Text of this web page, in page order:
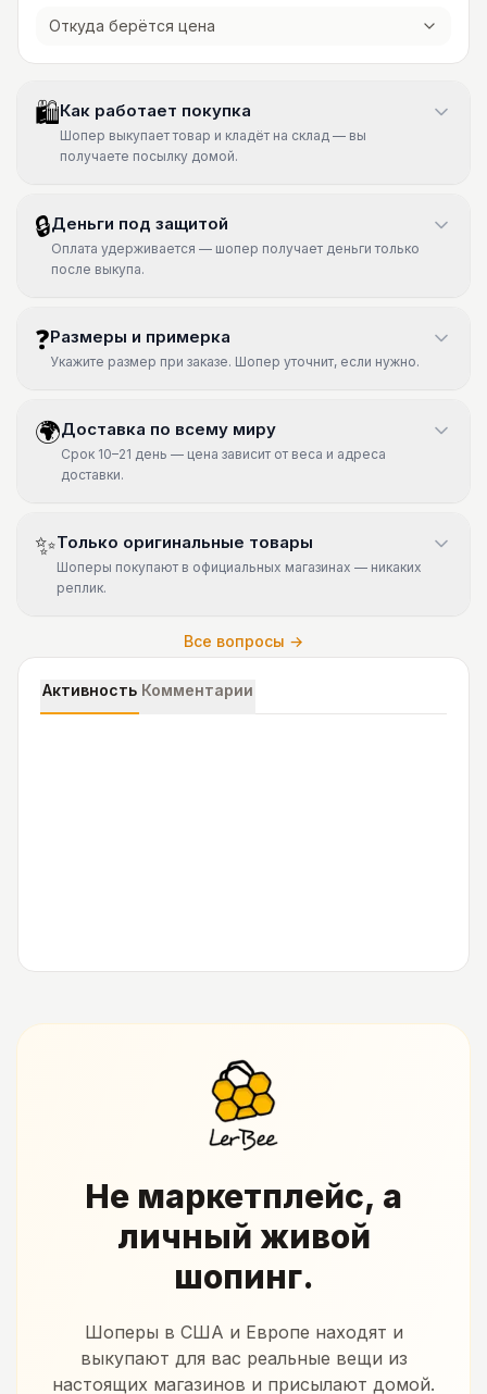
Откуда берётся цена
🛍Как работает покупка
Шопер выкупает товар и кладёт на склад — вы
получаете посылку домой.
🔒Деньги под защитой
Оплата удерживается — шопер получает деньги только
после выкупа.
❓Размеры и примерка
Укажите размер при заказе. Шопер уточнит, если нужно.
🌍Доставка по всему миру
Срок 10–21 день — цена зависит от веса и адреса
доставки.
✨Только оригинальные товары
Шоперы покупают в официальных магазинах — никаких
реплик.
Все вопросы →
Активность Комментарии
Не маркетплейс, а
личный живой
шопинг.
Шоперы в США и Европе находят и
выкупают для вас реальные вещи из
настоящих магазинов и присылают домой.